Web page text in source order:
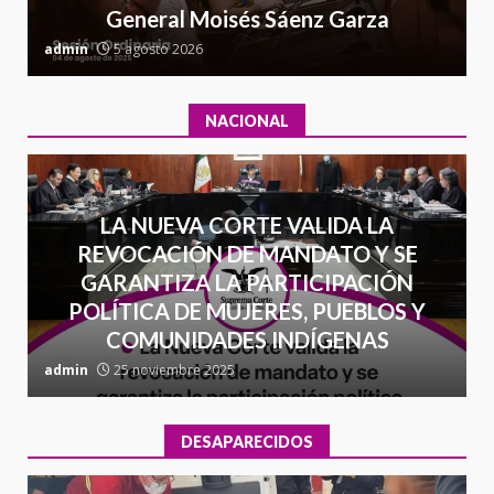
16 julio 2026
General Moisés Sáenz Garza
admin 5 agosto 2026
NACIONAL
LA NUEVA CORTE VALIDA LA
REVOCACIÓN DE MANDATO Y SE
GARANTIZA LA PARTICIPACIÓN
POLÍTICA DE MUJERES, PUEBLOS Y
COMUNIDADES INDÍGENAS
admin 25 noviembre 2025
DESAPARECIDOS